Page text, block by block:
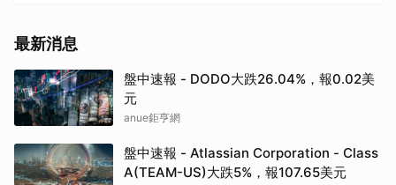
最新消息
盤中速報 - DODO大跌26.04%，報0.02美
元
anue鉅亨網
盤中速報 - Atlassian Corporation - Class
A(TEAM-US)大跌5%，報107.65美元